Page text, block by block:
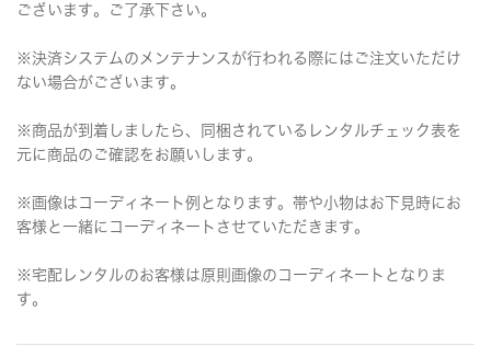
ございます。ご了承下さい。
※決済システムのメンテナンスが行われる際にはご注文いただけ
ない場合がございます。
※商品が到着しましたら、同梱されているレンタルチェック表を
元に商品のご確認をお願いします。
※画像はコーディネート例となります。帯や小物はお下見時にお
客様と一緒にコーディネートさせていただきます。
※宅配レンタルのお客様は原則画像のコーディネートとなりま
す。